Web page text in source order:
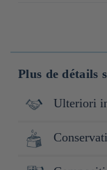
Plus de détails
Ulteriori
Kirin est une
production et la